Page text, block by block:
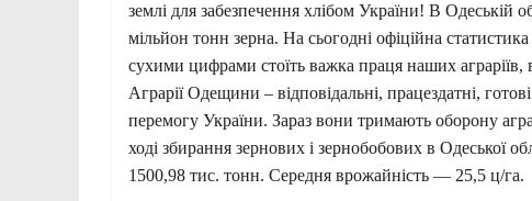
землі для забезпечення хлібом України! В Одеській
мільйон тонн зерна. На сьогодні офіційна
сухими цифрами стоїть важка праця наших аграріїв,
Аграрії Одещини – відповідальні, працездатні,
перемогу України. Зараз вони тримають оборону
ході збирання зернових і зернобобових в Одеської
1500,98 тис. тонн. Середня врожайність — 25,5 ц/га.